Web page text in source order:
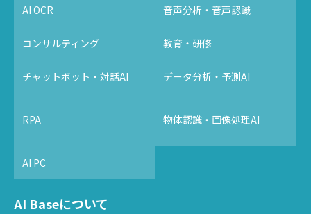
AI OCR 音声分析・音声認識
コンサルティング 教育・研修
チャットボット・対話AI データ分析・予測AI
RPA 物体認識・画像処理AI
AI PC
AI Baseについて